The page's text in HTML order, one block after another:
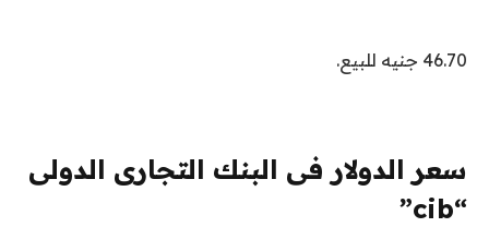
46.70 جنيه للبيع.
سعر الدولار فى البنك التجارى الدولى
“cib”